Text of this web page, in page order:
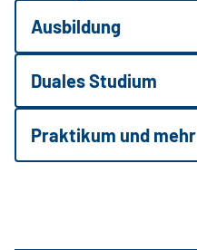
Ausbildung
Duales Studium
Praktikum und mehr